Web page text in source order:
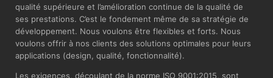
qualité supérieure et l’amélioration continue de la qualité de
ses prestations. C’est le fondement même de sa stratégie de
développement. Nous voulons être flexibles et forts. Nous
voulons offrir à nos clients des solutions optimales pour leurs
applications (design, qualité, fonctionnalité).
Les exigences, découlant de la norme ISO 9001:2015, sont